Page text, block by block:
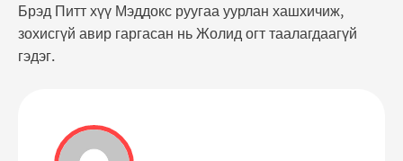
Брэд Питт хүү Мэддокс руугаа уурлан хашхичиж,
зохисгүй авир гаргасан нь Жолид огт таалагдаагүй
гэдэг.